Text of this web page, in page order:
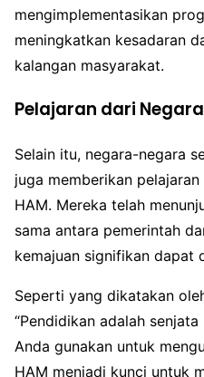
mengimplementasikan
meningkatkan kesadaran
kalangan masyarakat.
Pelajaran dari
Selain itu, negara-negara
juga memberikan
HAM. Mereka telah
sama antara pemerintah
kemajuan signifikan dapat
Seperti yang dikatakan
“Pendidikan adalah
Anda gunakan untuk
HAM menjadi kunci untuk